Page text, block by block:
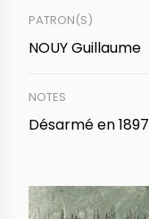
PATRON(S)
NOUY Guillaume
NOTES
Désarmé en 1897
IMAGE